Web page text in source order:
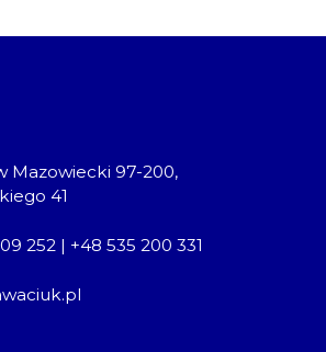
7
Mazowiecki 97-200,
41
252| +48 535 200 331